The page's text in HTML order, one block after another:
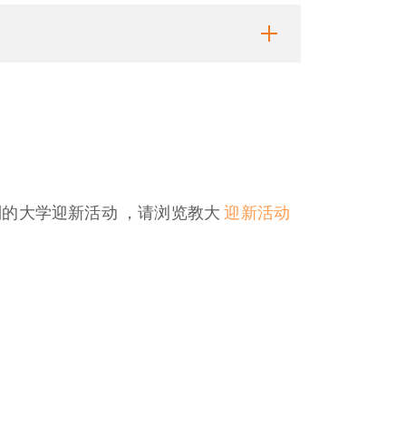
大学迎新活动 ，请浏览教大迎新活动